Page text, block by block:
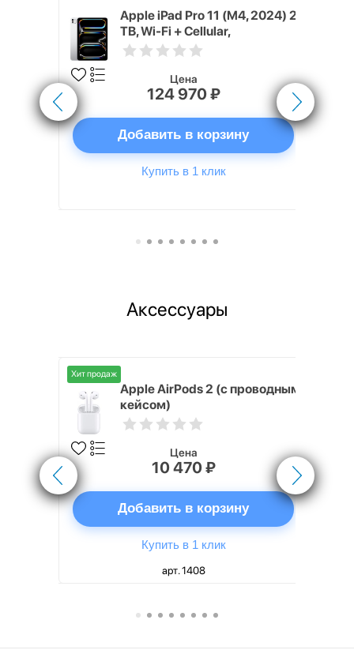
Apple iPad Pro 11 (M4, 2024) 2
TB, Wi-Fi + Cellular,
Серебристый (Silver)
Цена
124 970 ₽
Добавить в корзину
Купить в 1 клик
Аксессуары
Хит продаж
Apple AirPods 2 (с проводным
кейсом)
Цена
10 470 ₽
Добавить в корзину
Купить в 1 клик
арт. 1408